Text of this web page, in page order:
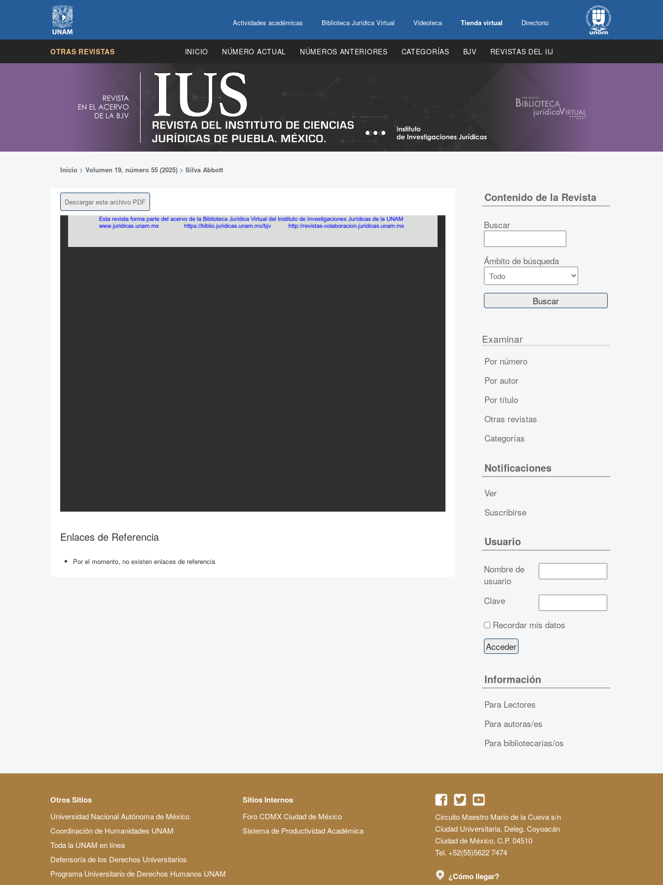
Actividades académicas Biblioteca Jurídica Virtual Videoteca Tienda virtual Directorio
OTRAS REVISTAS INICIO NÚMERO ACTUAL NÚMEROS ANTERIORES CATEGORÍAS BJV REVISTAS DEL IIJ
Inicio > Volumen 19, número 55 (2025) > Silva Abbott
Descargar este archivo PDF
Enlaces de Referencia
Por el momento, no existen enlaces de referencia
Contenido de la Revista
Buscar
Ámbito de búsqueda
Examinar
Por número
Por autor
Por título
Otras revistas
Categorías
Notificaciones
Ver
Suscribirse
Usuario
Nombre de
usuario
Clave
Recordar mis datos
Información
Para Lectores
Para autoras/es
Para bibliotecarias/os
Otros Sitios
Universidad Nacional Autónoma de México
Coordinación de Humanidades UNAM
Toda la UNAM en línea
Defensoría de los Derechos Universitarios
Programa Universitario de Derechos Humanos UNAM
Sitios Internos
Foro CDMX Ciudad de México
Sistema de Productividad Académica
Circuito Maestro Mario de la Cueva s/n
Ciudad Universitaria, Deleg. Coyoacán
Ciudad de México, C.P. 04510
Tel. +52(55)5622 7474
¿Cómo llegar?